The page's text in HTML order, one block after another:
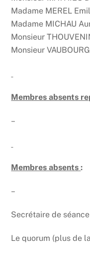
Madame MEREL
Madame MICHAU
Monsieur
Monsieur
Membres absents
–
Membres absents:
–
Secrétaire de
Le quorum (plus de